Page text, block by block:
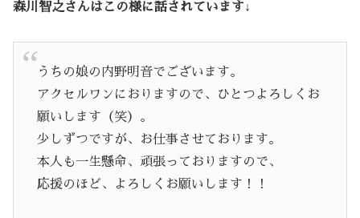
森川智之さんはこの様に話されています↓
うちの娘の内野明音でございます。
アクセルワンにおりますので、ひとつよろしくお
願いします（笑）。
少しずつですが、お仕事させております。
本人も一生懸命、頑張っておりますので、
応援のほど、よろしくお願いします！！